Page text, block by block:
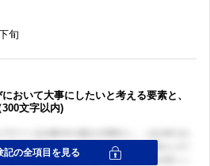
旬
おいて大事にしたいと考える要素と、
文字以内)